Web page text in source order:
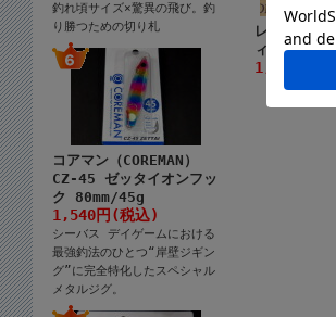
釣れ頃サイズ×驚異の飛び。釣
り勝つための切り札
コアマン（COREMAN）
CZ-45 ゼッタイオンフッ
ク 80mm/45g
1,540円(税込)
シーバス デイゲームにおける
最強釣法のひとつ“岸壁ジギン
グ”に完全特化したスペシャル
メタルジグ。
レガーレ（
ィモル70
1,540円(税